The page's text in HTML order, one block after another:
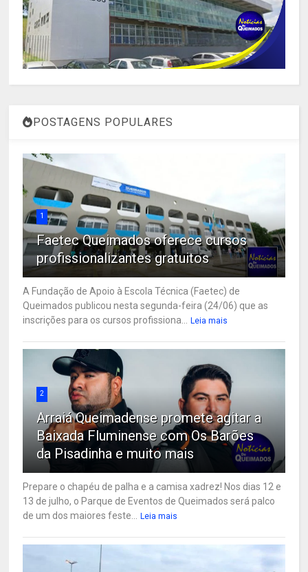
POSTAGENS POPULARES
1
Faetec Queimados oferece cursos
profissionalizantes gratuitos
A Fundação de Apoio à Escola Técnica (Faetec) de
Queimados publicou nesta segunda-feira (24/06) que as
inscrições para os cursos profissiona...
Leia mais
2
Arraiá Queimadense promete agitar a
Baixada Fluminense com Os Barões
da Pisadinha e muito mais
Prepare o chapéu de palha e a camisa xadrez! Nos dias 12 e
13 de julho, o Parque de Eventos de Queimados será palco
de um dos maiores feste...
Leia mais